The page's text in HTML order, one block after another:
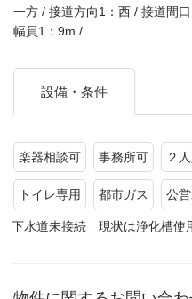
一方 / 接道方向1：西 / 接道間
幅員1：9m /
設備・条件
楽器相談可 事務所可 ２
トイレ専用 都市ガス 公
下水道未接続 現状は浄化槽使